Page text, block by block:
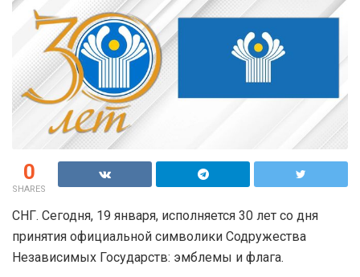
0
SHARES
СНГ. Сегодня, 19 января, исполняется 30 лет со дня
принятия официальной символики Содружества
Независимых Государств: эмблемы и флага.